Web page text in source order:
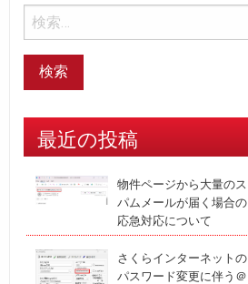
最近の投稿
物件ページから大量のス
パムメールが届く場合の
応急対応について
さくらインターネットの
パスワード変更に伴う＠